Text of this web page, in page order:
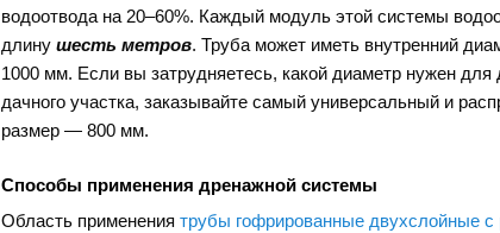
водоотвода на 20–60%. Каждый модуль этой системы
длину шесть метров. Труба может иметь внутренний
1000 мм. Если вы затрудняетесь, какой диаметр нужен для
дачного участка, заказывайте самый универсальный и
размер — 800 мм.
Способы применения дренажной системы
Область применения трубы гофрированные двухслойные с